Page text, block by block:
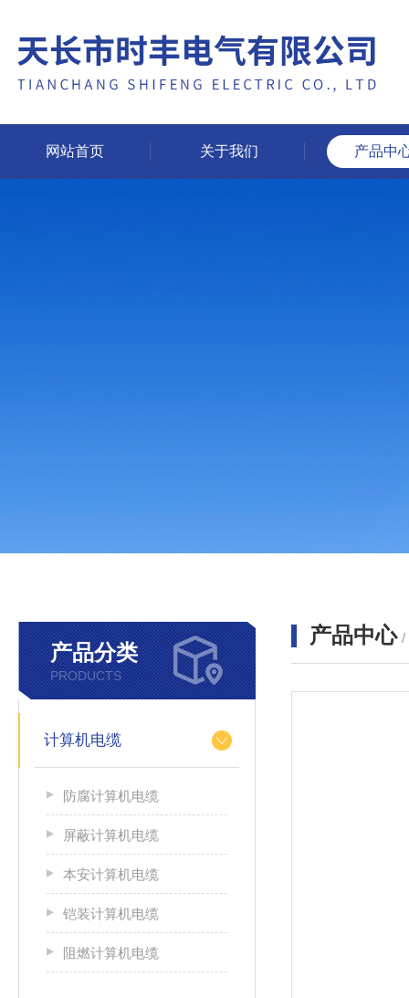
网站首页 关于我们 产品中
产品分类
PRODUCTS
计算机电缆
防腐计算机电缆
屏蔽计算机电缆
本安计算机电缆
铠装计算机电缆
阻燃计算机电缆
产品中心 /